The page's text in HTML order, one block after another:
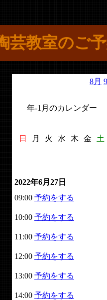
芸教室のご
8月
年-1月のカレンダー
日 月 火 水 木 金 土
2022年6月27日
09:00 予約をする
10:00 予約をする
11:00 予約をする
12:00 予約をする
13:00 予約をする
14:00 予約をする